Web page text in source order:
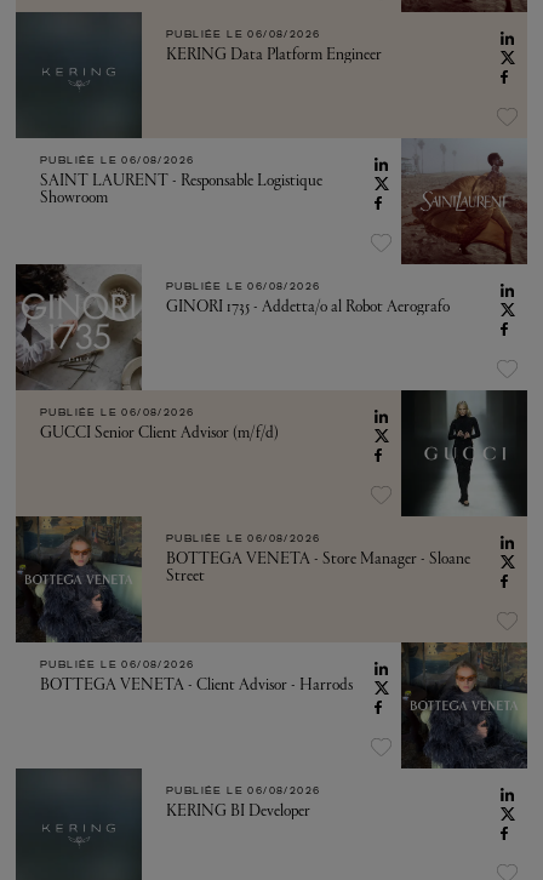
PUBLIÉE LE 06/08/2026
KERING Data Platform Engineer
PUBLIÉE LE 06/08/2026
SAINT LAURENT - Responsable Logistique
Showroom
PUBLIÉE LE 06/08/2026
GINORI 1735 - Addetta/o al Robot Aerografo
PUBLIÉE LE 06/08/2026
GUCCI Senior Client Advisor (m/f/d)
PUBLIÉE LE 06/08/2026
BOTTEGA VENETA - Store Manager - Sloane
Street
PUBLIÉE LE 06/08/2026
BOTTEGA VENETA - Client Advisor - Harrods
PUBLIÉE LE 06/08/2026
KERING BI Developer